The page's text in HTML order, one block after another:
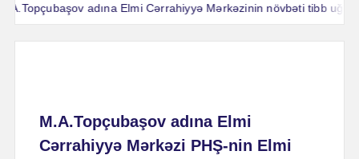
adına Elmi Cərrahiyyə Mərkəzinin növbəti tibb
M.A.Topçubaşov adına Elmi
Cərrahiyyə Mərkəzi PHŞ-nin Elmi